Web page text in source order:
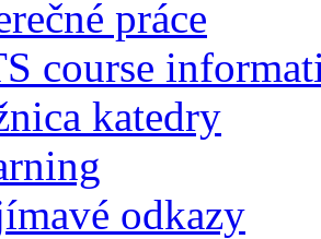
práce
course
katedry
odkazy